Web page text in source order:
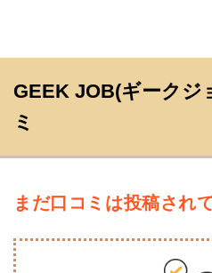
GEEK JOB(ギークジ
ミ
まだ口コミは投稿され